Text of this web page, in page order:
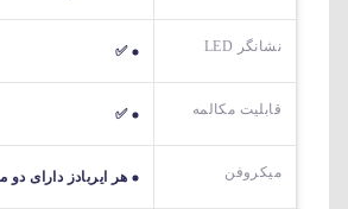
نشانگر LED ✅
قابلیت مکالمه ✅
میکروفن هر ایربادز دارای دو